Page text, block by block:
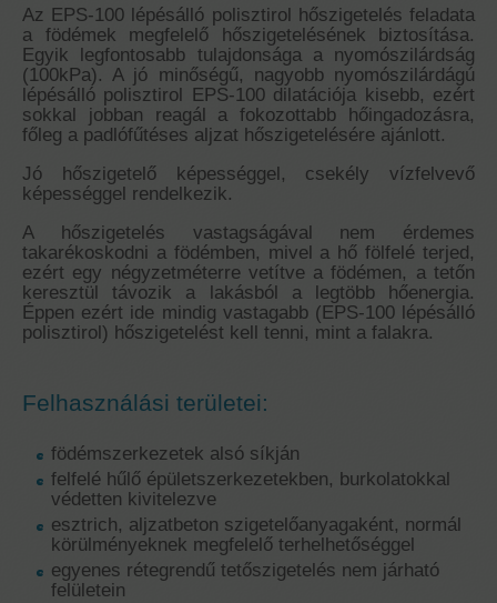
Az EPS-100 lépésálló polisztirol hőszigetelés feladata
a födémek megfelelő hőszigetelésének biztosítása.
Egyik legfontosabb tulajdonsága a nyomószilárdság
(100kPa). A jó minőségű, nagyobb nyomószilárdágú
lépésálló polisztirol EPS-100 dilatációja kisebb, ezért
sokkal jobban reagál a fokozottabb hőingadozásra,
főleg a padlófűtéses aljzat hőszigetelésére ajánlott.
Jó hőszigetelő képességgel, csekély vízfelvevő
képességgel rendelkezik.
A hőszigetelés vastagságával nem érdemes
takarékoskodni a födémben, mivel a hő fölfelé terjed,
ezért egy négyzetméterre vetítve a födémen, a tetőn
keresztül távozik a lakásból a legtöbb hőenergia.
Éppen ezért ide mindig vastagabb (EPS-100 lépésálló
polisztirol) hőszigetelést kell tenni, mint a falakra.
Felhasználási területei:
födémszerkezetek alsó síkján
felfelé hűlő épületszerkezetekben, burkolatokkal
védetten kivitelezve
esztrich, aljzatbeton szigetelőanyagaként, normál
körülményeknek megfelelő terhelhetőséggel
egyenes rétegrendű tetőszigetelés nem járható
felületein